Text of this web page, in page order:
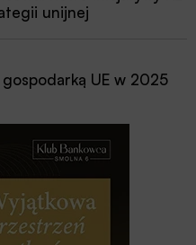
unijnej
gospodarką UE w 2025